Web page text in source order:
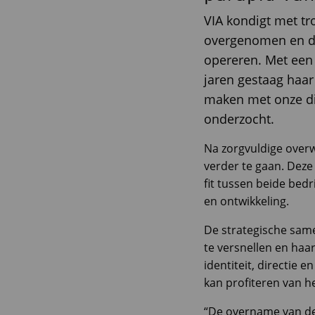
VIA kondigt met
overgenomen en
opereren. Met
jaren gestaag
maken met onze
onderzocht.
Na zorgvuldige
verder te gaan.
fit tussen beide
en ontwikkeling.
De strategische
te versnellen en
identiteit, directie
kan profiteren van
“De overname van